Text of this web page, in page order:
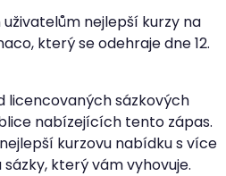
nejlepší kurzy na
který se odehraje dne12.
licencovaných sázkových
nabízejících tento zápas.
kurzovu nabídku s více
který vám vyhovuje.